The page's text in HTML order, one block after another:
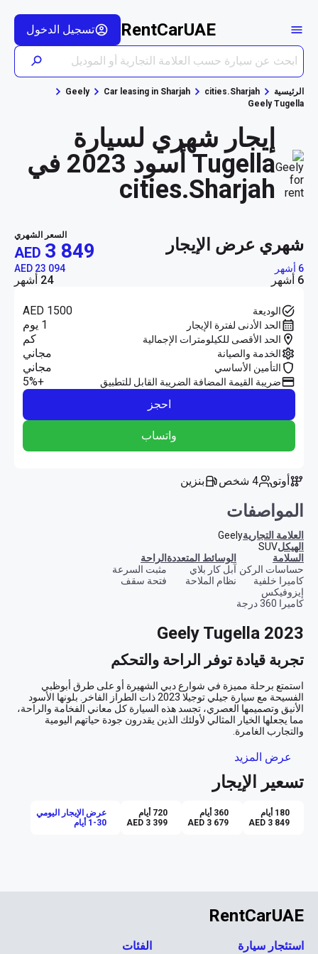
RentCarUAE تسجيل الدخول
الرئيسية cities.Sharjah
Car leasing in Sharjah
Geely
Geely Tugella
إيجار شهري لسيارة
Tugella أسود 2023 في
cities.Sharjah
شهري عرض الإيجار السعر الشهري
AED 3 849
6 أشهر AED 23 094
6 أشهر 24 أشهر
الوديعة AED 1500
الحد الأدنى لفترة الإيجار 1 يوم
الحد الأقصى للكيلومترات الإجمالية كم
الخدمة والصيانة مجاني
التأمين الأساسي مجاني
ضريبة القيمة المضافة الضريبة القابل للتطبيق
+5%
احجز
واتساب
أوتو 4 شخص بنزين
المواصفات
العلامة التجاريةGeely
الهيكلSUV
السلامة
حساسات الركن
كاميرا خلفية
إيزوفيكس
كاميرا 360 درجة
الوسائط المتعددة
آبل كار بلاي
نظام الملاحة
الراحة
مثبت السرعة
فتحة سقف
Geely Tugella 2023
تجربة قيادة توفر الراحة والتحكم
**أناقة التصميم والشكل العصري**
**تكنولوجيا تعزز تجربتك**
عرض المزيد
تسعير الإيجار
180 أيام
AED 3 849
360 أيام
AED 3 679
720 أيام
AED 3 399
عرض الإيجار اليومي
1-30 أيام
RentCarUAE
استئجار سيارة الفئات